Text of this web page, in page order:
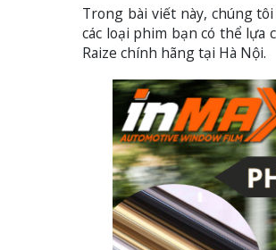
Trong bài viết này, chúng
các loại phim bạn có thể lựa
Raize chính hãng tại Hà Nội.